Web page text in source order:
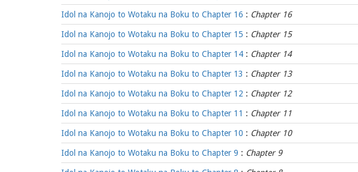
Idol na Kanojo to Wotaku na Boku to Chapter 16 : Chapter 16
Idol na Kanojo to Wotaku na Boku to Chapter 15 : Chapter 15
Idol na Kanojo to Wotaku na Boku to Chapter 14 : Chapter 14
Idol na Kanojo to Wotaku na Boku to Chapter 13 : Chapter 13
Idol na Kanojo to Wotaku na Boku to Chapter 12 : Chapter 12
Idol na Kanojo to Wotaku na Boku to Chapter 11 : Chapter 11
Idol na Kanojo to Wotaku na Boku to Chapter 10 : Chapter 10
Idol na Kanojo to Wotaku na Boku to Chapter 9 : Chapter 9